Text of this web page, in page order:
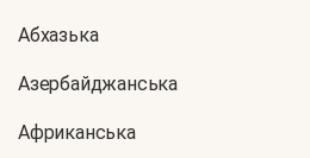
Абхазька
Азербайджанська
Африканська